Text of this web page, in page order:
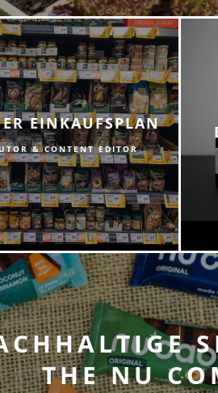
EINKAUFSPLAN
& CONTENT EDITOR
THE NU